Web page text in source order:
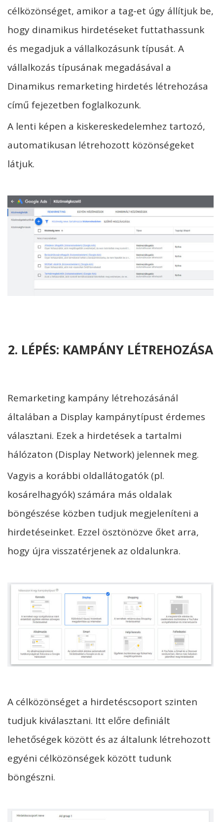
célközönséget, amikor a tag-et úgy állítjuk be,
hogy dinamikus hirdetéseket futtathassunk
és megadjuk a vállalkozásunk típusát. A
vállalkozás típusának megadásával a
Dinamikus remarketing hirdetés létrehozása
című fejezetben foglalkozunk.
A lenti képen a kiskereskedelemhez tartozó,
automatikusan létrehozott közönségeket
látjuk.
2. LÉPÉS: KAMPÁNY LÉTREHOZÁSA
Remarketing kampány létrehozásánál
általában a Display kampánytípust érdemes
választani. Ezek a hirdetések a tartalmi
hálózaton (Display Network) jelennek meg.
Vagyis a korábbi oldallátogatók (pl.
kosárelhagyók) számára más oldalak
böngészése közben tudjuk megjeleníteni a
hirdetéseinket. Ezzel ösztönözve őket arra,
hogy újra visszatérjenek az oldalunkra.
A célközönséget a hirdetéscsoport szinten
tudjuk kiválasztani. Itt előre definiált
lehetőségek között és az általunk létrehozott
egyéni célközönségek között tudunk
böngészni.